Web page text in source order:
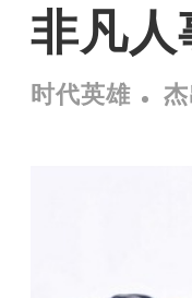
非凡人
时代英雄